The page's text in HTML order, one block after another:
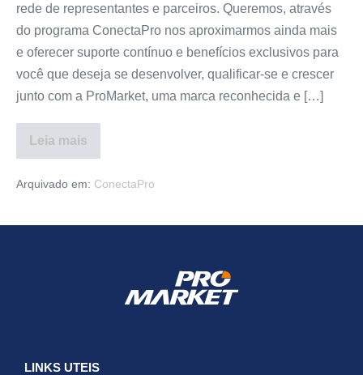
rede de representantes e parceiros. Queremos, através
do programa ConectaPro nos aproximarmos ainda mais
e oferecer suporte contínuo e benefícios exclusivos para
você que deseja se desenvolver, qualificar-se e crescer
junto com a ProMarket, uma marca reconhecida e […]
Leia mais
Arquivado em: ConectaPro
LINKS UTEIS